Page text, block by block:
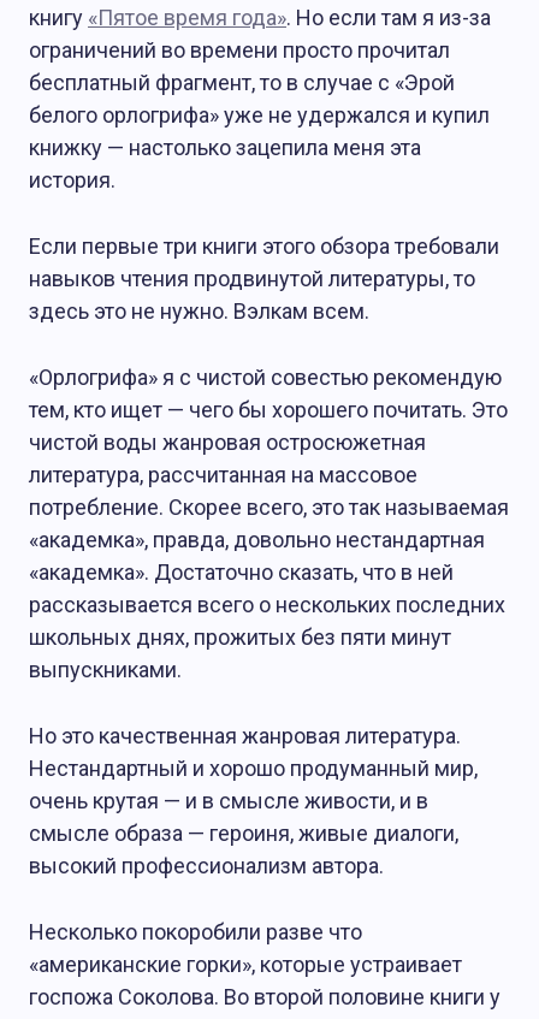
книгу «Пятое время года». Но если там я из-за
ограничений во времени просто прочитал
бесплатный фрагмент, то в случае с «Эрой
белого орлогрифа» уже не удержался и купил
книжку — настолько зацепила меня эта
история.
Если первые три книги этого обзора требовали
навыков чтения продвинутой литературы, то
здесь это не нужно. Вэлкам всем.
«Орлогрифа» я с чистой совестью рекомендую
тем, кто ищет — чего бы хорошего почитать. Это
чистой воды жанровая остросюжетная
литература, рассчитанная на массовое
потребление. Скорее всего, это так называемая
«академка», правда, довольно нестандартная
«академка». Достаточно сказать, что в ней
рассказывается всего о нескольких последних
школьных днях, прожитых без пяти минут
выпускниками.
Но это качественная жанровая литература.
Нестандартный и хорошо продуманный мир,
очень крутая — и в смысле живости, и в
смысле образа — героиня, живые диалоги,
высокий профессионализм автора.
Несколько покоробили разве что
«американские горки», которые устраивает
госпожа Соколова. Во второй половине книги у